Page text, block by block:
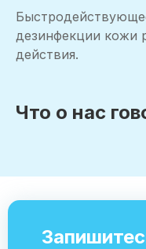
дезинфекции кожи
действия.
Что о нас